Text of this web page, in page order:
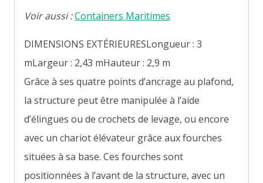
Voir aussi :Containers Maritimes
DIMENSIONS EXTÉRIEURESLongueur : 3
mLargeur : 2,43 mHauteur : 2,9 m
Grâce à ses quatre points d’ancrage au plafond,
la structure peut être manipulée à l’aide
d’élingues ou de crochets de levage, ou encore
avec un chariot élévateur grâce aux fourches
situées à sa base. Ces fourches sont
positionnées à l’avant de la structure, avec un